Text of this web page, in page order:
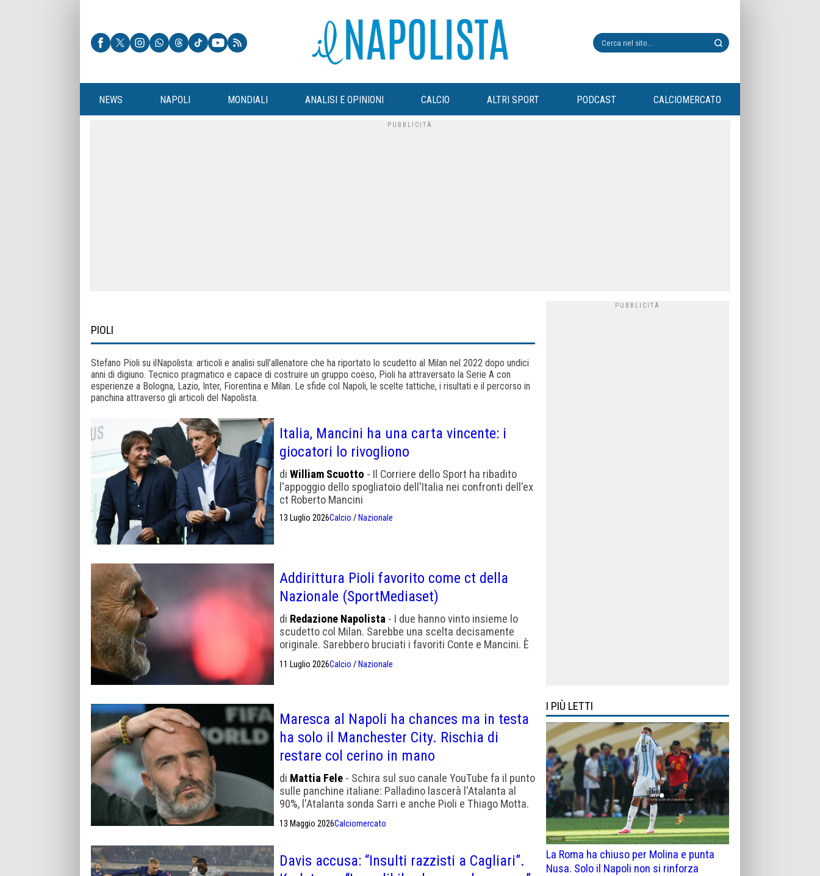
NEWS NAPOLI MONDIALI ANALISI E OPINIONI CALCIO ALTRI SPORT PODCAST CALCIOMERCATO
PIOLI
Stefano Pioli su ilNapolista: articoli e analisi sull’allenatore che ha riportato lo scudetto al Milan nel 2022 dopo undici
anni di digiuno. Tecnico pragmatico e capace di costruire un gruppo coeso, Pioli ha attraversato la Serie A con
esperienze a Bologna, Lazio, Inter, Fiorentina e Milan. Le sfide col Napoli, le scelte tattiche, i risultati e il percorso in
panchina attraverso gli articoli del Napolista.
Italia, Mancini ha una carta vincente: i
giocatori lo rivogliono
di William Scuotto - Il Corriere dello Sport ha ribadito
l'appoggio dello spogliatoio dell'Italia nei confronti dell'ex
ct Roberto Mancini
13 Luglio 2026Calcio / Nazionale
Addirittura Pioli favorito come ct della
Nazionale (SportMediaset)
di Redazione Napolista - I due hanno vinto insieme lo
scudetto col Milan. Sarebbe una scelta decisamente
originale. Sarebbero bruciati i favoriti Conte e Mancini. È
reduce dalla fallimentare esperienza alla Fiorentina
11 Luglio 2026Calcio /Nazionale
Maresca al Napoli ha chances ma in testa
ha solo il Manchester City. Rischia di
restare col cerino in mano
di Mattia Fele - Schira sul suo canale YouTube fa il punto
sulle panchine italiane: Palladino lascerà l'Atalanta al
90%, l'Atalanta sonda Sarri e anche Pioli e Thiago Motta.
ad oggi pensa solo al City come successore di Guardiola.
13 Maggio 2026Calciomercato
Davis accusa: “Insulti razzisti a Cagliari”.
I PIÙ LETTI
La Roma ha chiuso per Molina e punta
Nusa. Solo il Napoli non si rinforza